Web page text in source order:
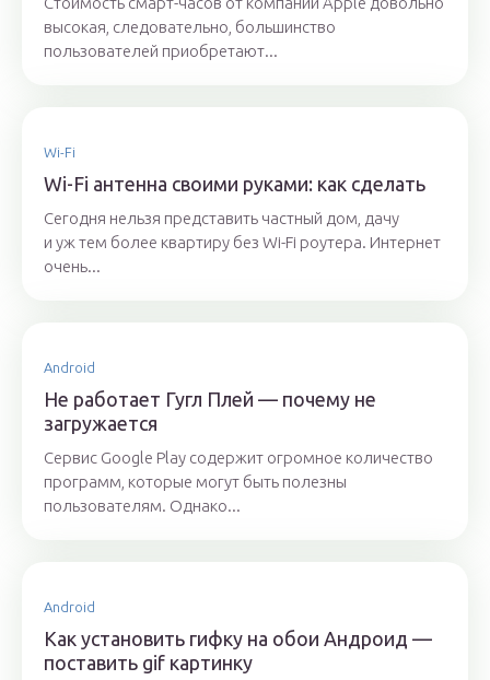
высокая, следовательно, большинство
пользователей приобретают...
Wi-Fi
Wi-Fi антенна своими руками: как сделать
Сегодня нельзя представить частный дом, дачу
и уж тем более квартиру без Wi-Fi роутера. Интернет
очень...
Android
Не работает Гугл Плей — почему не
загружается
Сервис Google Play содержит огромное количество
программ, которые могут быть полезны
пользователям. Однако...
Android
Как установить гифку на обои Андроид —
поставить gif картинку